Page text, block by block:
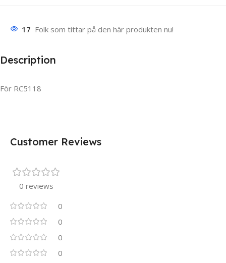
17 Folk som tittar på den här produkten nu!
Description
För RC5118
Customer Reviews
0 reviews
0
0
0
0